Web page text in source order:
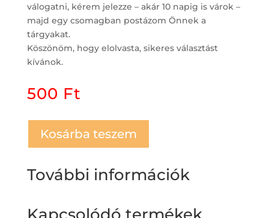
válogatni, kérem jelezze – akár 10 napig is várok –
majd egy csomagban postázom Önnek a
tárgyakat.
Köszönöm, hogy elolvasta, sikeres választást
kívánok.
500 Ft
Kosárba teszem
További információk
Kapcsolódó termékek